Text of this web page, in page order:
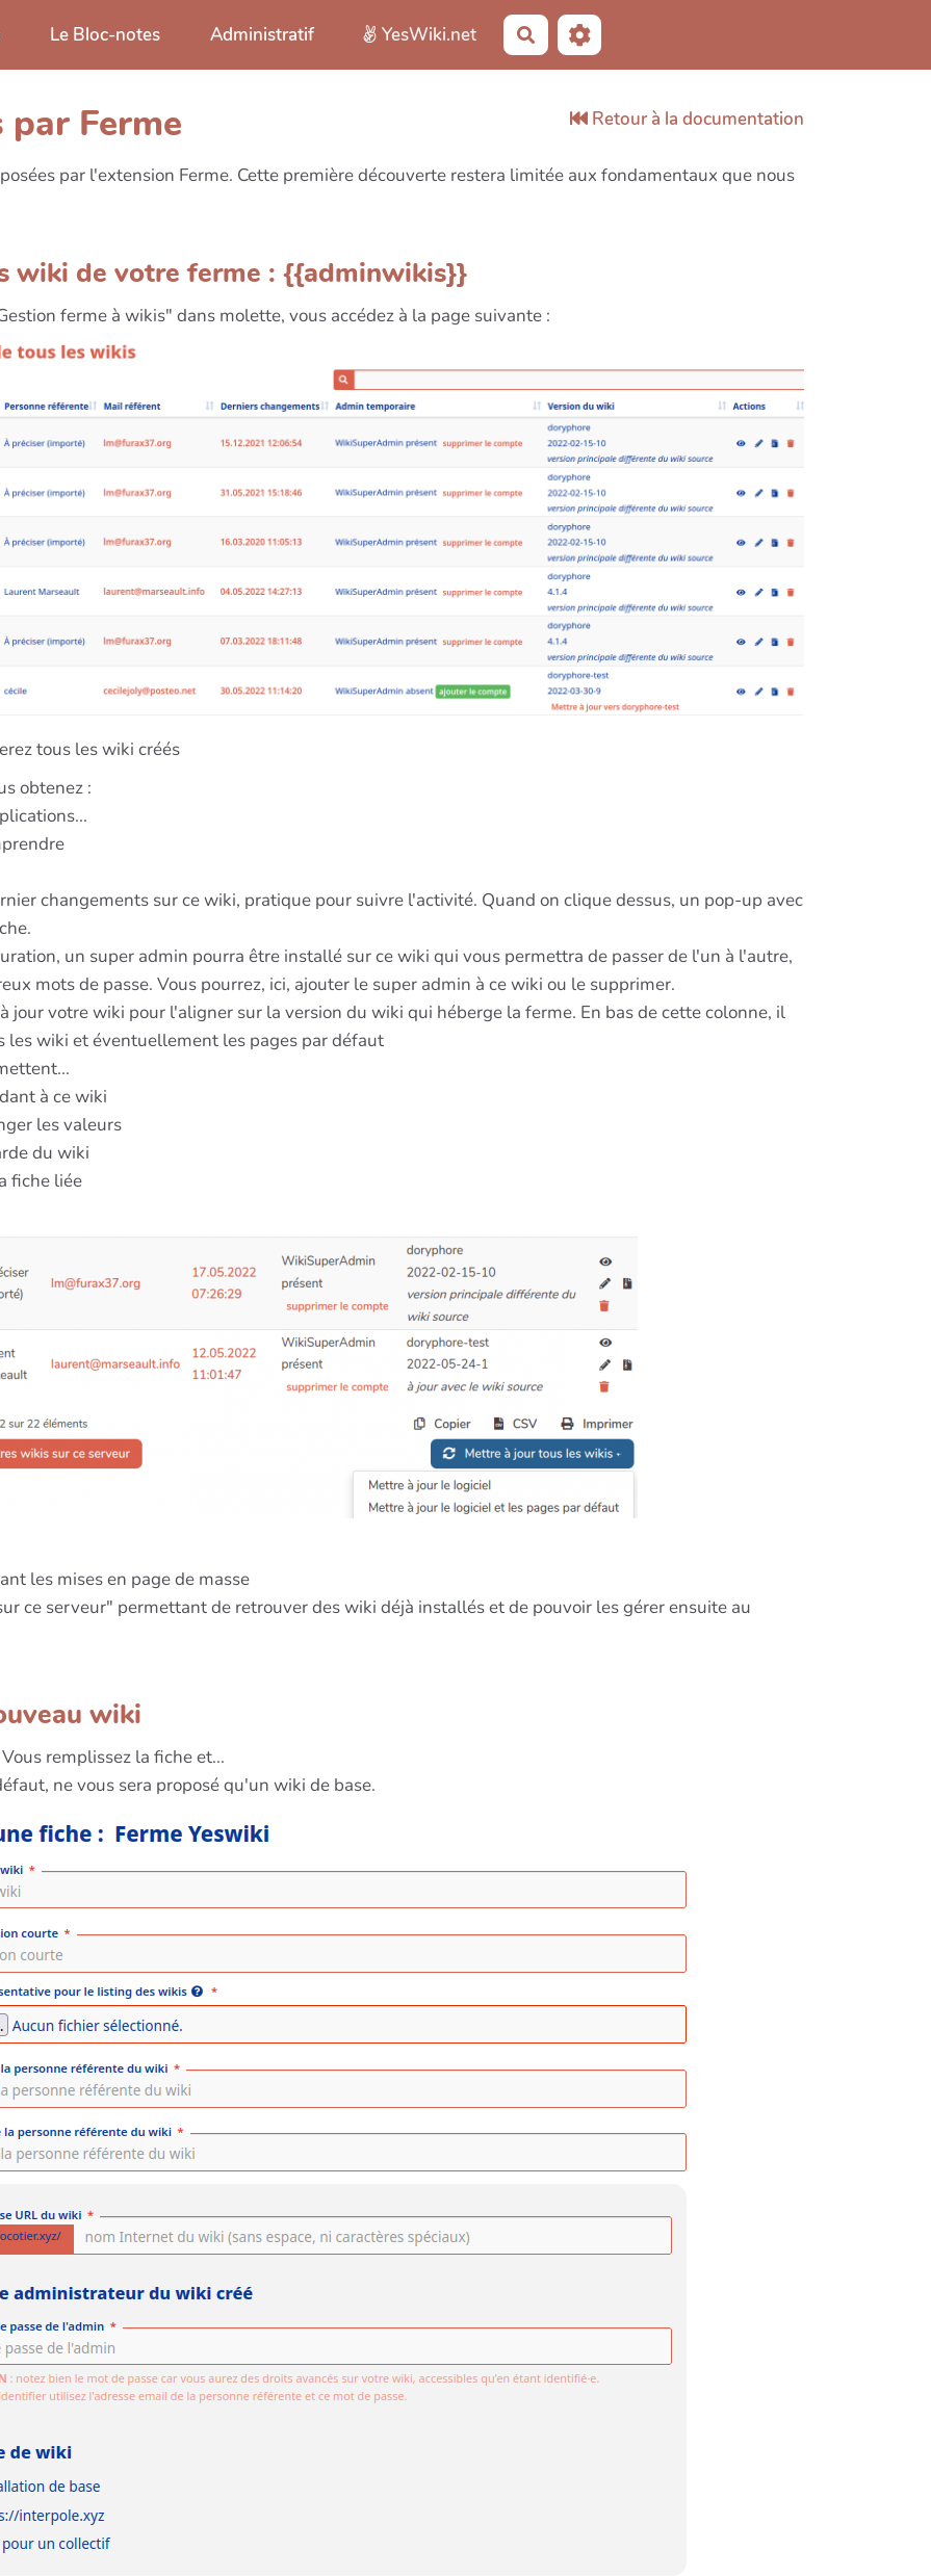
Le Bloc-notes Administratif YesWiki.net Rechercher
Retour à la documentation
par Ferme
par l'extension Ferme. Cette première découverte restera limitée aux fondamentaux que nous
wiki de votre ferme : {{adminwikis}}
ferme à wikis" dans molette, vous accédez à la page suivante :
tous les wiki créés
obtenez :
changements sur ce wiki, pratique pour suivre l'activité. Quand on clique dessus, un pop-up avec
un super admin pourra être installé sur ce wiki qui vous permettra de passer de l'un à l'autre,
mots de passe. Vous pourrez, ici, ajouter le super admin à ce wiki ou le supprimer.
jour votre wiki pour l'aligner sur la version du wiki qui héberge la ferme. En bas de cette colonne, il
les wiki et éventuellement les pages par défaut
à ce wiki
les valeurs
du wiki
fiche liée
les mises en page de masse
ce serveur" permettant de retrouver des wiki déjà installés et de pouvoir les gérer ensuite au
wiki
remplissez la fiche et...
ne vous sera proposé qu'un wiki de base.